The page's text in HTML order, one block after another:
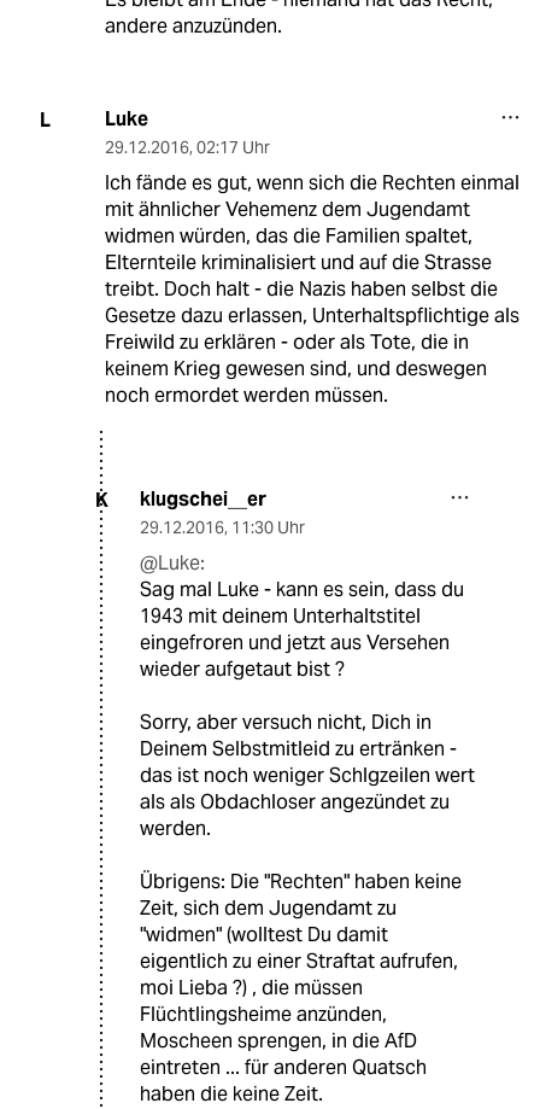
andere anzuzünden.
L Luke
29.12.2016, 02:17 Uhr
Ich fände es gut, wenn sich die Rechten einmal
mit ähnlicher Vehemenz dem Jugendamt
widmen würden, das die Familien spaltet,
Elternteile kriminalisiert und auf die Strasse
treibt. Doch halt - die Nazis haben selbst die
Gesetze dazu erlassen, Unterhaltspflichtige als
Freiwild zu erklären - oder als Tote, die in
keinem Krieg gewesen sind, und deswegen
noch ermordet werden müssen.
K klugschei__er
29.12.2016, 11:30 Uhr
@Luke:
Sag mal Luke - kann es sein, dass du
1943 mit deinem Unterhaltstitel
eingefroren und jetzt aus Versehen
wieder aufgetaut bist ?
Sorry, aber versuch nicht, Dich in
Deinem Selbstmitleid zu ertränken -
das ist noch weniger Schlgzeilen wert
als als Obdachloser angezündet zu
werden.
Übrigens: Die "Rechten" haben keine
Zeit, sich dem Jugendamt zu
"widmen" (wolltest Du damit
eigentlich zu einer Straftat aufrufen,
moi Lieba ?) , die müssen
Flüchtlingsheime anzünden,
Moscheen sprengen, in die AfD
eintreten ... für anderen Quatsch
haben die keine Zeit.